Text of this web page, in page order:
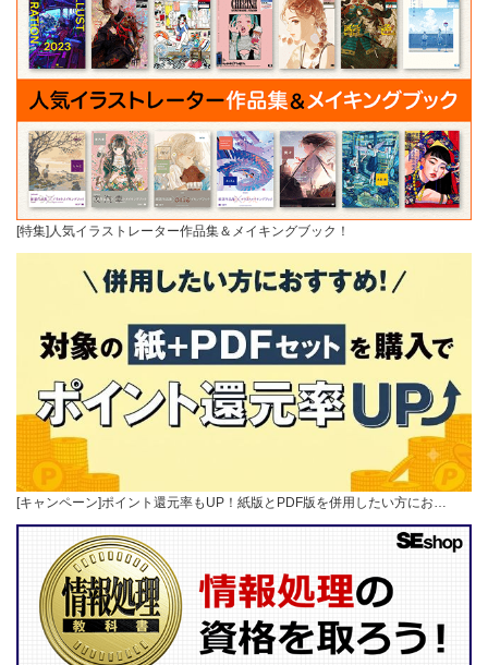
[特集]人気イラストレーター作品集＆メイキングブック！
[キャンペーン]ポイント還元率もUP！紙版とPDF版を併用したい方にお…